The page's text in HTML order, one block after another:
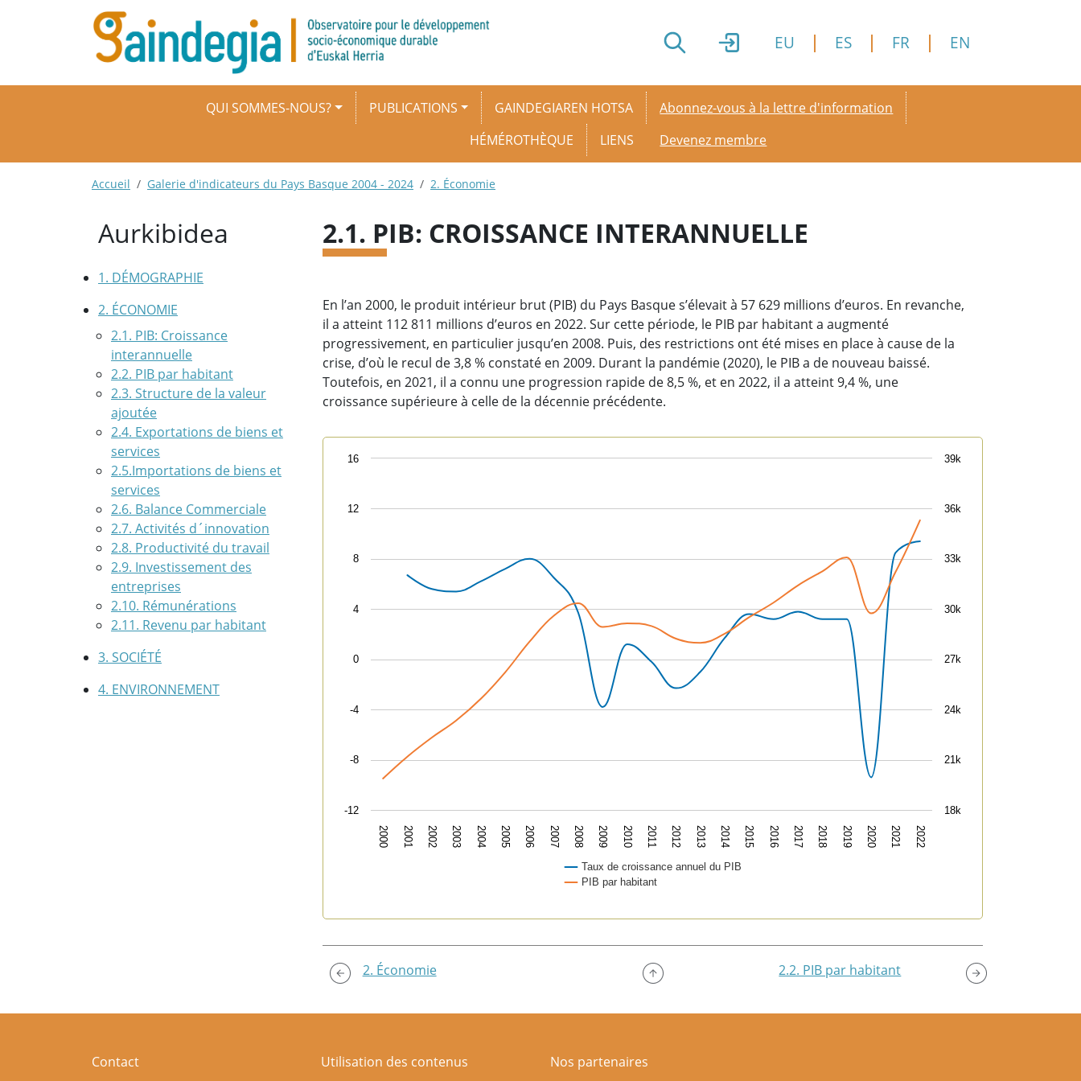
Aller au contenu principal
EU ES FR EN
Navigation principaleQUI SOMMES-NOUS? PUBLICATIONS
GAINDEGIAREN HOTSA
HÉMÉROTHÈQUE
LIENS
Secondary menu
Abonnez-vous à la lettre d'information
Devenez membre
Fil d'Ariane
Accueil Galerie d'indicateurs du Pays Basque 2004 - 2024 2. Économie
Aurkibidea
1. DÉMOGRAPHIE
2. ÉCONOMIE
2.1. PIB: Croissance
interannuelle
2.2. PIB par habitant
2.3. Structure de la valeur
ajoutée
2.4. Exportations de biens et
services
2.5.Importations de biens et
services
2.6. Balance Commerciale
2.7. Activités d´innovation
2.8. Productivité du travail
2.9. Investissement des
entreprises
2.10. Rémunérations
2.11. Revenu par habitant
3. SOCIÉTÉ
4. ENVIRONNEMENT
2.1. PIB: CROISSANCE INTERANNUELLE
En l’an 2000, le produit intérieur brut (PIB) du Pays Basque s’élevait à 57 629 millions d’euros. En revanche,
il a atteint 112 811 millions d’euros en 2022. Sur cette période, le PIB par habitant a augmenté
progressivement, en particulier jusqu’en 2008. Puis, des restrictions ont été mises en place à cause de la
crise, d’où le recul de 3,8 % constaté en 2009. Durant la pandémie (2020), le PIB a de nouveau baissé.
Toutefois, en 2021, il a connu une progression rapide de 8,5 %, et en 2022, il a atteint 9,4 %, une
croissance supérieure à celle de la décennie précédente.
Chart
The chart has 1 X axis displaying categories.
Taux de croissance annuel du PIB
PIB par habitant
2000 2001 2002 2003 2004 2005 2006 2007 2008 2009 2010 2011 2012 2013 2014 2015 2016 2017 2018 2019 2020 2021 2022
-12
-8
-4
0
4
8
12
16
18k
21k
24k
27k
30k
33k
36k
39k
2. Économie 2.2. PIB par habitant
Contact Utilisation des contenus Nos partenaires